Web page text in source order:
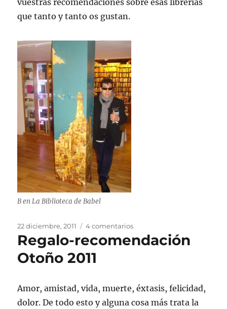
vuestras recomendaciones sobre esas librerías
que tanto y tanto os gustan.
B en La Biblioteca de Babel
Publicado
el
22 diciembre, 2011 4 comentariosen
Regalo-
recomendación
Regalo-recomendación
Otoño 2011
Amor, amistad, vida, muerte, éxtasis, felicidad,
dolor. De todo esto y alguna cosa más trata la